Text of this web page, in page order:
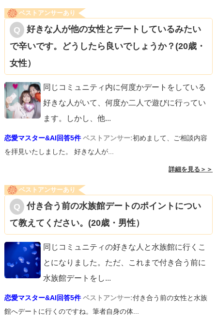
ベストアンサーあり
好きな人が他の女性とデートしているみたい
で辛いです。どうしたら良いでしょうか？(20歳・
女性）
同じコミュニティ内に何度かデートをしている
好きな人がいて、何度か二人で遊びに行ってい
ます。しかし、他...
恋愛マスター&AI回答5件 ベストアンサー:初めまして、ご相談内容
を拝見いたしました。 好きな人が...
詳細を見る＞＞
ベストアンサーあり
付き合う前の水族館デートのポイントについ
て教えてください。(20歳・男性）
同じコミュニティの好きな人と水族館に行くこ
とになりました。ただ、これまで付き合う前に
水族館デートをし...
恋愛マスター&AI回答5件 ベストアンサー:付き合う前の女性と水族
館へデートに行くのですね。筆者自身の体...